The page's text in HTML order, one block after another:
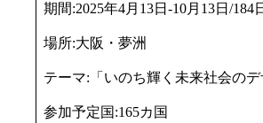
期間:2025年4月13日-10月13日/184
場所:大阪・夢洲
テーマ:「いのち輝く未来社会のデ
参加予定国:165カ国